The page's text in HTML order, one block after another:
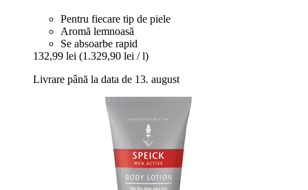
Pentru fiecare tip de piele
Aromă lemnoasă
Se absoarbe rapid
132,99 lei (1.329,90 lei / l)
Livrare până la data de 13. august